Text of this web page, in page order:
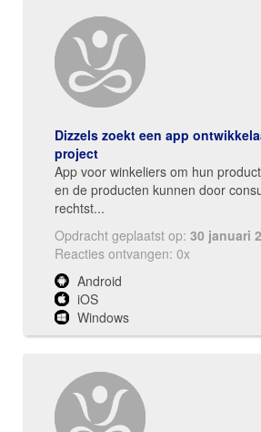
Dizzels zoekt een app
project
App voor winkeliers om hun
en de producten kunnen door
rechtst...
Opdracht geplaatst op: 30 januari
Reacties ontvangen: 0x
Android
iOS
Windows